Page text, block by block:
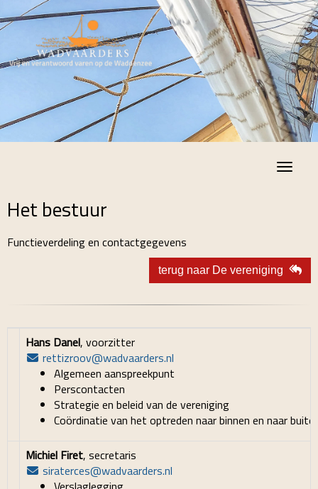
Het bestuur
Functieverdeling en contactgegevens
terug naar De vereniging
Hans Danel, voorzitter
rettizroov@wadvaarders.nl
Algemeen aanspreekpunt
Perscontacten
Strategie en beleid van de vereniging
Coördinatie van het optreden naar binnen en naar
Michiel Firet, secretaris
siraterces@wadvaarders.nl